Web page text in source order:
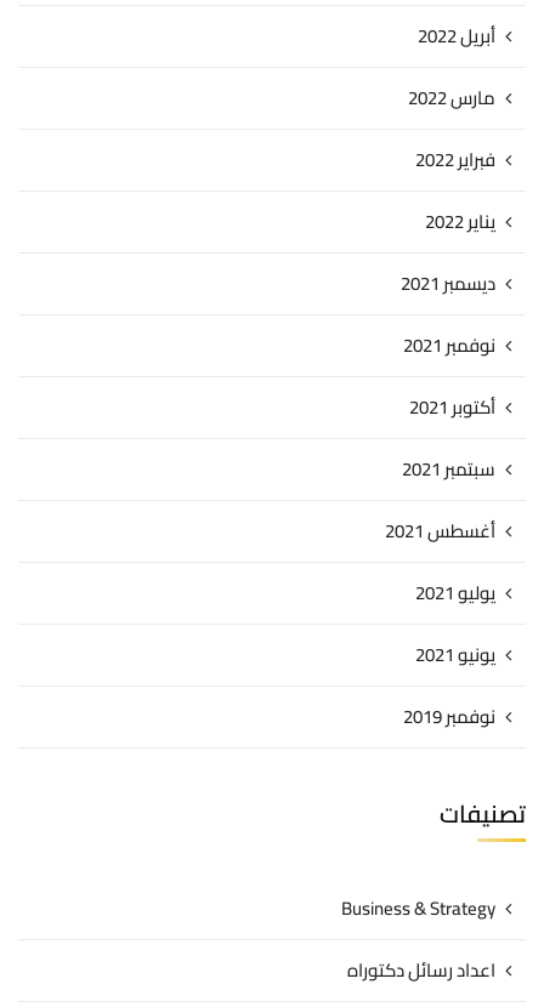
أبريل 2022
مارس 2022
فبراير 2022
يناير 2022
ديسمبر 2021
نوفمبر 2021
أكتوبر 2021
سبتمبر 2021
أغسطس 2021
يوليو 2021
يونيو 2021
نوفمبر 2019
تصنيفات
Business & Strategy
اعداد رسائل دكتوراه